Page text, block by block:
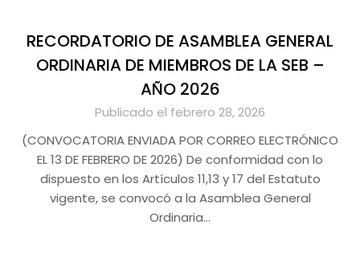
RECORDATORIO DE ASAMBLEA GENERAL
ORDINARIA DE MIEMBROS DE LA SEB –
AÑO 2026
Publicado el febrero 28, 2026
(CONVOCATORIA ENVIADA POR CORREO ELECTRÓNICO
EL 13 DE FEBRERO DE 2026) De conformidad con lo
dispuesto en los Artículos 11,13 y 17 del Estatuto
vigente, se convocó a la Asamblea General
Ordinaria…